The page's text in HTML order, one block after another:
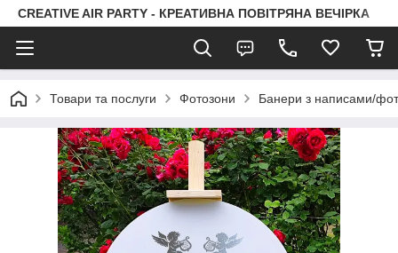
CREATIVE AIR PARTY - КРЕАТИВНА ПОВІТРЯНА ВЕЧІРКА
Товари та послуги Фотозони Банери з написами/